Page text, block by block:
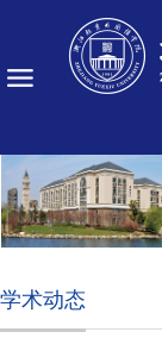
学术动态